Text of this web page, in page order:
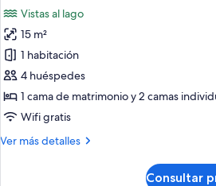
las
fotos
de
Habitación
cuádruple
estándar
Vistas al lago
15 m²
1 habitación
4 huéspedes
1 cama de matrimonio y 2 camas
Wifi gratis
Ver más detalles
Más
Consultar